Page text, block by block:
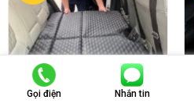
Gọi điện Nhắn tin